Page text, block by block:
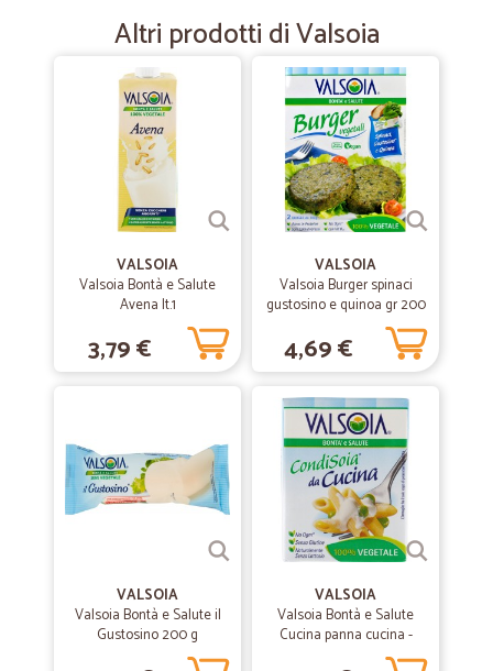
STATO. ORDINERO' SICURAMENTE ALTRE VOLTE.
29/01/2021
—Claudia R.
Soddisfattissima
Soddisfattissima per la qualita' dei prodotti, la serieta' e la velocita' di
spedizione! Raccomando Cicalia vivamdnte!
—Simone C.
Veloci ,seri e qualità ottima,io ho…
Veloci ,seri e qualità ottima,io ho comperato dei tranci di vari affettati,
buonissimi
Ottimo
Ottimo, spedizione veloce
08/07/2020
Silvana B.
prodotti di buona qualità.grazie!
prodotti di buona qualità.grazie!
Altri prodotti di Valsoia
VALSOIA
Valsoia Bontà e Salute
Avena lt.1
3,79 €
VALSOIA
Valsoia Burger spinaci
gustosino e quinoa gr 200
4,69 €
VALSOIA
Valsoia Bontà e Salute il
Gustosino 200 g
VALSOIA
Valsoia Bontà e Salute
Cucina panna cucina -